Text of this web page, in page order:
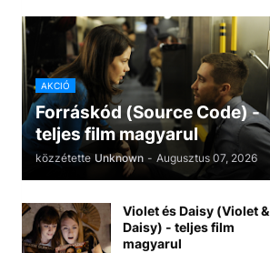
AKCIÓ
Forráskód (Source Code) -
teljes film magyarul
közzétette Unknown - Augusztus 07, 2026
Violet és Daisy (Violet &
Daisy) - teljes film
magyarul